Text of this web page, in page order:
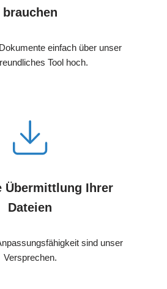
brauchen
einfach über unser
Tool hoch.
Übermittlung Ihrer
Dateien
sind unser
Versprechen.